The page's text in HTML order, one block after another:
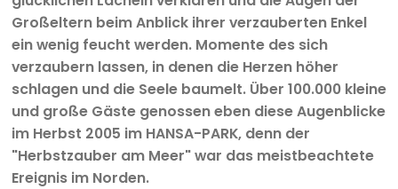
Großeltern beim Anblick ihrer verzauberten Enkel
ein wenig feucht werden. Momente des sich
verzaubern lassen, in denen die Herzen höher
schlagen und die Seele baumelt. Über 100.000 kleine
und große Gäste genossen eben diese Augenblicke
im Herbst 2005 im HANSA-PARK, denn der
"Herbstzauber am Meer" war das meistbeachtete
Ereignis im Norden.